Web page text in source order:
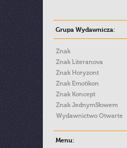
Grupa Wydawnicza:
Znak
Znak Literanova
Znak Horyzont
Znak Emotikon
Znak Koncept
Znak JednymSłowem
Wydawnictwo Otwarte
Menu: